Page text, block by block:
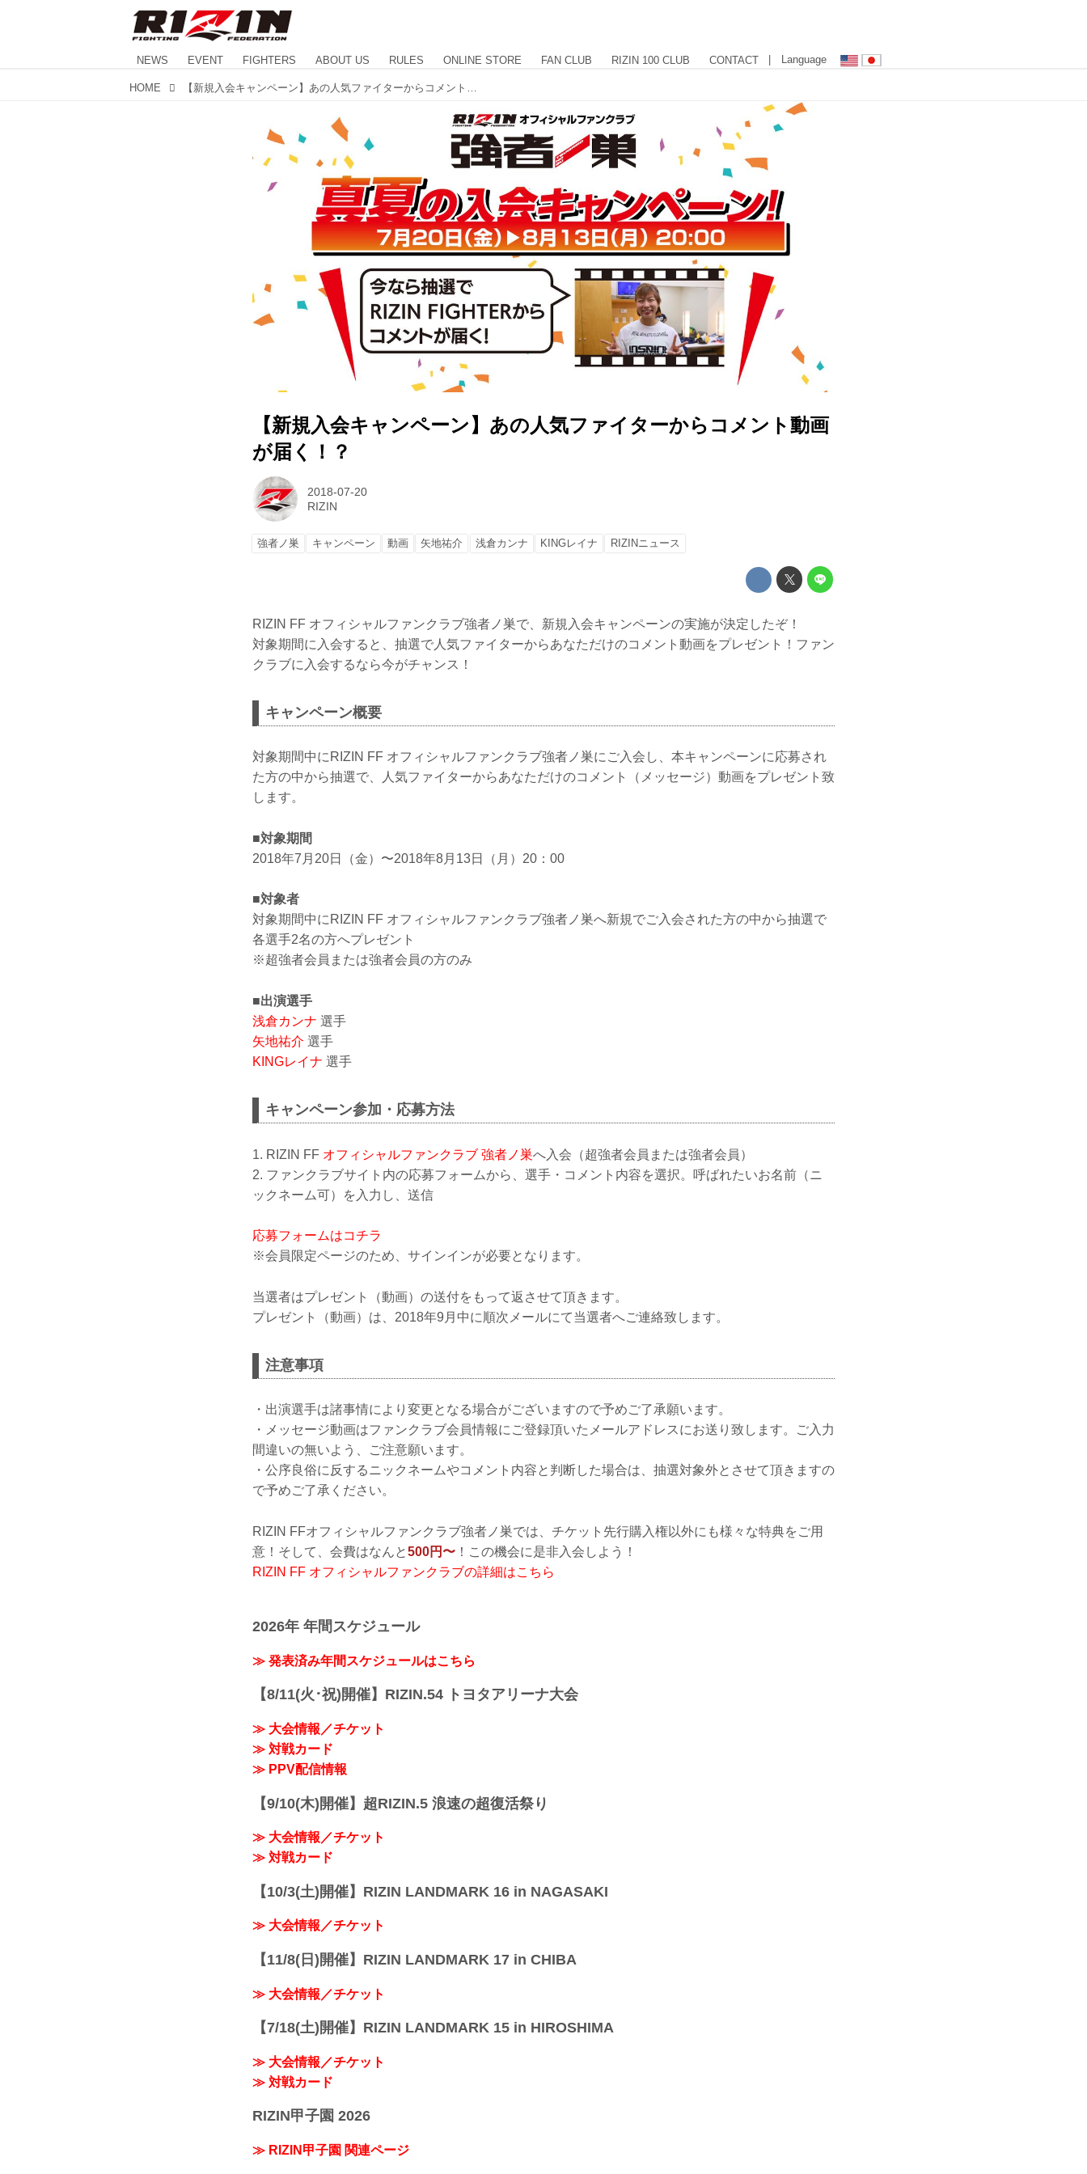
NEWS EVENT FIGHTERS ABOUT US RULES ONLINE STORE FAN CLUB RIZIN 100 CLUB CONTACT | Language
HOME
【新規入会キャンペーン】あの人気ファイターからコメント動画
が届く！？
2018-07-20
RIZIN
強者ノ巣 キャンペーン 動画 矢地祐介 浅倉カンナ KINGレイナ RIZINニュース
RIZIN FF オフィシャルファンクラブ強者ノ巣で、新規入会キャンペーンの実施が決定したぞ！
対象期間に入会すると、抽選で人気ファイターからあなただけのコメント動画をプレゼント！ファン
クラブに入会するなら今がチャンス！
キャンペーン概要
対象期間中にRIZIN FF オフィシャルファンクラブ強者ノ巣にご入会し、本キャンペーンに応募され
た方の中から抽選で、人気ファイターからあなただけのコメント（メッセージ）動画をプレゼント致
します。
■対象期間
2018年7月20日（金）〜2018年8月13日（月）20：00
■対象者
対象期間中にRIZIN FF オフィシャルファンクラブ強者ノ巣へ新規でご入会された方の中から抽選で
各選手2名の方へプレゼント
※超強者会員または強者会員の方のみ
■出演選手
浅倉カンナ 選手
矢地祐介 選手
KINGレイナ 選手
キャンペーン参加・応募方法
1. RIZIN FF オフィシャルファンクラブ 強者ノ巣へ入会（超強者会員または強者会員）
2. ファンクラブサイト内の応募フォームから、選手・コメント内容を選択。呼ばれたいお名前（ニ
ックネーム可）を入力し、送信
応募フォームはコチラ
※会員限定ページのため、サインインが必要となります。
当選者はプレゼント（動画）の送付をもって返させて頂きます。
プレゼント（動画）は、2018年9月中に順次メールにて当選者へご連絡致します。
注意事項
・出演選手は諸事情により変更となる場合がございますので予めご了承願います。
・メッセージ動画はファンクラブ会員情報にご登録頂いたメールアドレスにお送り致します。ご入力
間違いの無いよう、ご注意願います。
・公序良俗に反するニックネームやコメント内容と判断した場合は、抽選対象外とさせて頂きますの
で予めご了承ください。
RIZIN FFオフィシャルファンクラブ強者ノ巣では、チケット先行購入権以外にも様々な特典をご用
意！そして、会費はなんと500円〜 ！この機会に是非入会しよう！
RIZIN FF オフィシャルファンクラブの詳細はこちら
2026年 年間スケジュール
≫ 発表済み年間スケジュールはこちら
【8/11(火･祝)開催】RIZIN.54 トヨタアリーナ大会
≫ 大会情報／チケット
≫ 対戦カード
≫ PPV配信情報
【9/10(木)開催】超RIZIN.5 浪速の超復活祭り
≫ 大会情報／チケット
≫ 対戦カード
【10/3(土)開催】RIZIN LANDMARK 16 in NAGASAKI
≫ 大会情報／チケット
【11/8(日)開催】RIZIN LANDMARK 17 in CHIBA
≫ 大会情報／チケット
【7/18(土)開催】RIZIN LANDMARK 15 in HIROSHIMA
≫ 大会情報／チケット
≫ 対戦カード
RIZIN甲子園 2026
≫ RIZIN甲子園 関連ページ